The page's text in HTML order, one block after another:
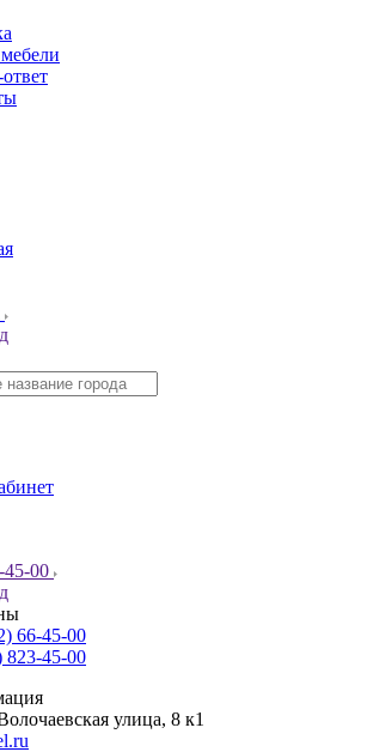
45-00
66-45-00
823-45-00
улица, 8 к1